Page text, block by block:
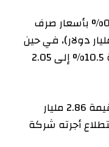
ونمت المبيعات الفصلية بنسبة 0.7% بأسعار صرف
إلى 2.81 مليار يورو (3.05 مليار دولار)، في حين
ارتفعت الطلبيات المستلمة بنسبة 10.5% إلى 2.05
وكان المحللون توقعوا مبيعات بقيمة 2.86 مليار
في استطلاع أجرته شركة